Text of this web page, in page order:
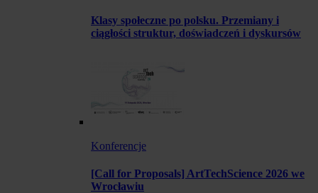
Klasy społeczne po polsku. Przemiany i
ciągłości struktur, doświadczeń i dyskursów
Konferencje
[Call for Proposals] ArtTechScience 2026 we
Wrocławiu